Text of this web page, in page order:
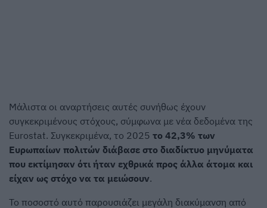
Μάλιστα οι αναρτήσεις αυτές συνήθως έχουν
συγκεκριμένους στόχους, σύμφωνα με νέα δεδομένα της
Eurostat. Συγκεκριμένα, το 2025 το 42,3% των
Ευρωπαίων πολιτών διάβασε στο διαδίκτυο μηνύματα
που εκτίμησαν ότι ήταν εχθρικά προς άλλα άτομα και
είχαν ως στόχο να τα μειώσουν.
Το ποσοστό αυτό παρουσιάζει μεγάλη διακύμανση από